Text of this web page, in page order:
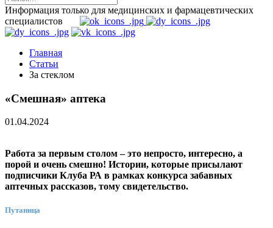
Информация только для медицинских и фармацевтических
специалистов
Главная
Статьи
За стеклом
«Смешная» аптека
01.04.2024
Работа за первым столом – это непросто, интересно, а
порой и очень смешно! Истории, которые присылают
подписчики Клуба РА в рамках конкурса забавных
аптечных рассказов, тому свидетельство.
Путаница